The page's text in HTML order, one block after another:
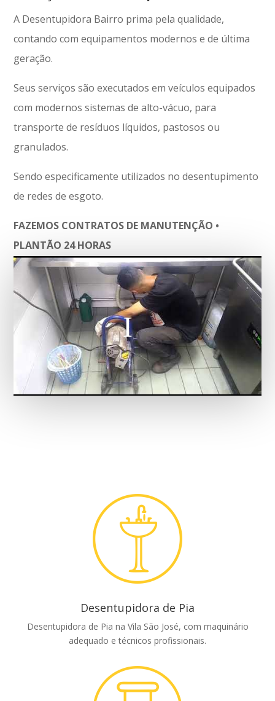
A Desentupidora Bairro prima pela qualidade,
contando com equipamentos modernos e de última
geração.
Seus serviços são executados em veículos equipados
com modernos sistemas de alto-vácuo, para
transporte de resíduos líquidos, pastosos ou
granulados.
Sendo especificamente utilizados no desentupimento
de redes de esgoto.
FAZEMOS CONTRATOS DE MANUTENÇÃO •
PLANTÃO 24 HORAS
Desentupidora de Pia
Desentupidora de Pia na Vila São José, com maquinário
adequado e técnicos profissionais.